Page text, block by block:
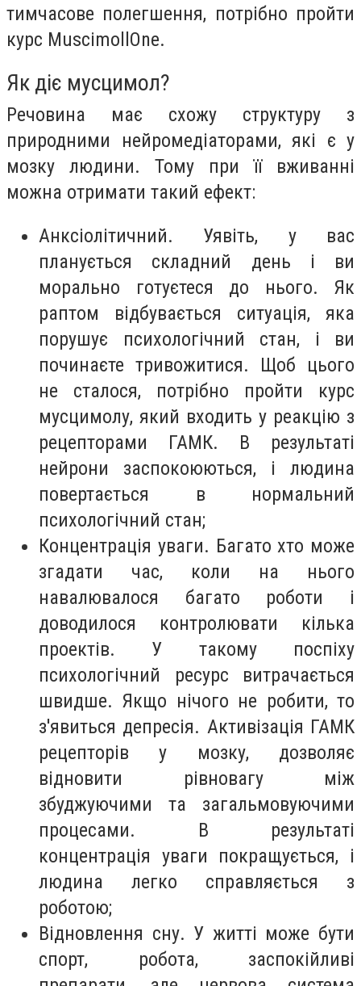
тимчасове полегшення, потрібно пройти
курс MuscimollOne.
Як діє мусцимол?
Речовина має схожу структуру з
природними нейромедіаторами, які є у
мозку людини. Тому при її вживанні
можна отримати такий ефект:
Анксіолітичний. Уявіть, у вас
планується складний день і ви
морально готуєтеся до нього. Як
раптом відбувається ситуація, яка
порушує психологічний стан, і ви
починаєте тривожитися. Щоб цього
не сталося, потрібно пройти курс
мусцимолу, який входить у реакцію з
рецепторами ГАМК. В результаті
нейрони заспокоюються, і людина
повертається в нормальний
психологічний стан;
Концентрація уваги. Багато хто може
згадати час, коли на нього
навалювалося багато роботи і
доводилося контролювати кілька
проектів. У такому поспіху
психологічний ресурс витрачається
швидше. Якщо нічого не робити, то
з'явиться депресія. Активізація ГАМК
рецепторів у мозку, дозволяє
відновити рівновагу між
збуджуючими та загальмовуючими
процесами. В результаті
концентрація уваги покращується, і
людина легко справляється з
роботою;
Відновлення сну. У житті може бути
спорт, робота, заспокійливі